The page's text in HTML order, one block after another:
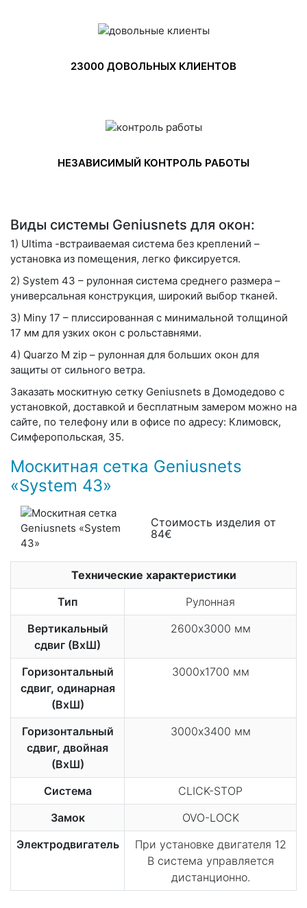
23000 ДОВОЛЬНЫХ КЛИЕНТОВ
НЕЗАВИСИМЫЙ КОНТРОЛЬ РАБОТЫ
Виды системы Geniusnets для окон:
1) Ultima -встраиваемая система без креплений –
установка из помещения, легко фиксируется.
2) System 43 – рулонная система среднего размера –
универсальная конструкция, широкий выбор тканей.
3) Miny 17 – плиссированная с минимальной толщиной
17 мм для узких окон с рольставнями.
4) Quarzo M zip – рулонная для больших окон для
защиты от сильного ветра.
Заказать москитную сетку Geniusnets в Домодедово с
установкой, доставкой и бесплатным замером можно на
сайте, по телефону или в офисе по адресу: Климовск,
Симферопольская, 35.
Москитная сетка Geniusnets
«System 43»
Стоимость изделия от
84€
Технические характеристики
Тип
Рулонная
Вертикальный
сдвиг (ВхШ)
2600х3000 мм
Горизонтальный
сдвиг, одинарная
(ВхШ)
3000х1700 мм
Горизонтальный
сдвиг, двойная
(ВхШ)
3000х3400 мм
Система
CLICK-STOP
Замок
OVO-LOCK
Электродвигатель
При установке двигателя 12
В система управляется
дистанционно.